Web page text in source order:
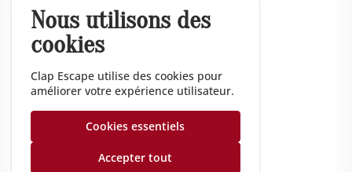
Nous utilisons des
cookies
Clap Escape utilise des cookies pour
améliorer votre expérience utilisateur.
Cookies essentiels
Accepter tout
Salles
Événementiel
Cadeau
Entreprise